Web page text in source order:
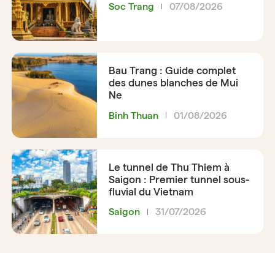
Soc Trang 07/08/2026
Bau Trang : Guide complet
des dunes blanches de Mui
Ne
Binh Thuan 01/08/2026
Le tunnel de Thu Thiem à
Saigon : Premier tunnel sous-
fluvial du Vietnam
Saigon 31/07/2026